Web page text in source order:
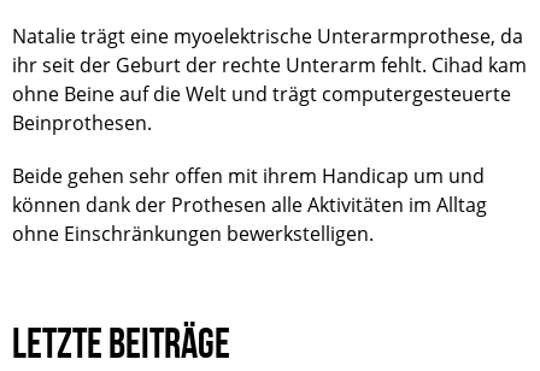
Natalie trägt eine myoelektrische Unterarmprothese, da
ihr seit der Geburt der rechte Unterarm fehlt. Cihad kam
ohne Beine auf die Welt und trägt computergesteuerte
Beinprothesen.
Beide gehen sehr offen mit ihrem Handicap um und
können dank der Prothesen alle Aktivitäten im Alltag
ohne Einschränkungen bewerkstelligen.
LETZTE BEITRÄGE